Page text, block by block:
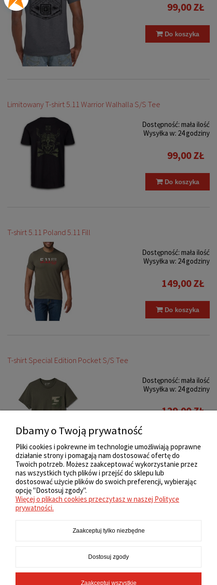
99,00 ZŁ
Do koszyka
Limitowany T-shirt 5.11 Warrior Walhalla S/S Tee
Dostępność: mała ilość
Wysyłka w: 24 godziny
99,00 ZŁ
Do koszyka
T-shirt 5.11 Poland 5.11 Fill
Dostępność: mała ilość
Wysyłka w: 24 godziny
149,00 ZŁ
Do koszyka
T-shirt Special Edition Pocket S/S Tee
Dostępność: mała ilość
Wysyłka w: 24 godziny
129,00 ZŁ
ZAKUPY
REGULAMIN
MOJE KONTO
INFORMACJE
Dbamy o Twoją prywatność
Pliki cookies i pokrewne im technologie umożliwiają poprawne
działanie strony i pomagają nam dostosować ofertę do
Twoich potrzeb. Możesz zaakceptować wykorzystanie przez
nas wszystkich tych plików i przejść do sklepu lub
dostosować użycie plików do swoich preferencji, wybierając
opcję "Dostosuj zgody".
Więcej o plikach cookies przeczytasz w naszej Polityce
prywatności.
Zaakceptuj tylko niezbędne
Dostosuj zgody
Zaakceptuj wszystkie